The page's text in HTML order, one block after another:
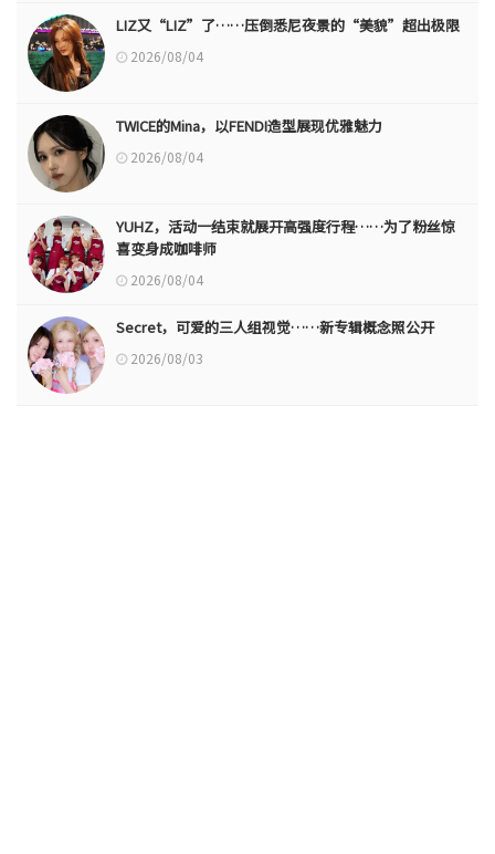
LIZ又“LIZ”了……压倒悉尼夜景的“美貌”超出极限
2026/08/04
TWICE的Mina，以FENDI造型展现优雅魅力
2026/08/04
YUHZ，活动一结束就展开高强度行程……为了粉丝惊
喜变身成咖啡师
2026/08/04
Secret，可爱的三人组视觉……新专辑概念照公开
2026/08/03